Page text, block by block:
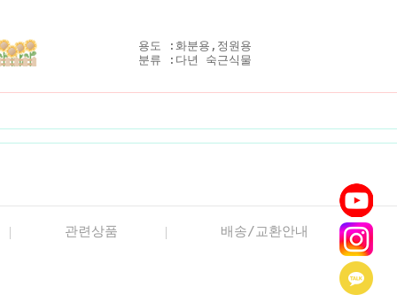
용도 :
분류 :
화분용,정원용
다년 숙근식물
관련상품 배송/교환안내